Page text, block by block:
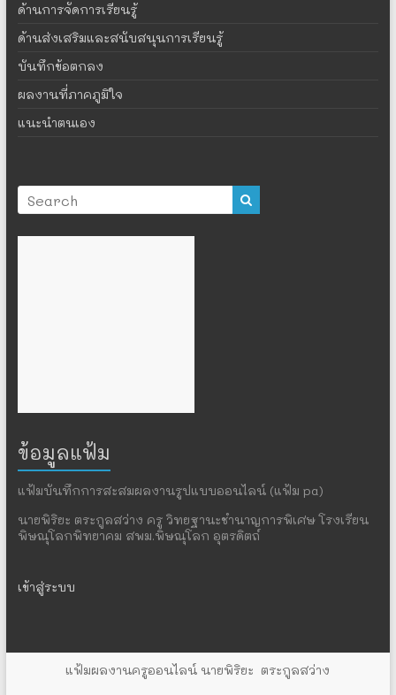
ด้านการจัดการเรียนรู้
ด้านส่งเสริมและสนับสนุนการเรียนรู้
บันทึกข้อตกลง
ผลงานที่ภาคภูมิใจ
แนะนำตนเอง
ข้อมูลแฟ้ม
แฟ้มบันทึกการสะสมผลงานรูปแบบออนไลน์ (แฟ้ม pa)
นายพิริยะ ตระกูลสว่าง ครู วิทยฐานะชำนาญการพิเศษ โรงเรียน
พิษณุโลกพิทยาคม สพม.พิษณุโลก อุตรดิตถ์
เข้าสู่ระบบ
แฟ้มผลงานครูออนไลน์ นายพิริยะ ตระกูลสว่าง